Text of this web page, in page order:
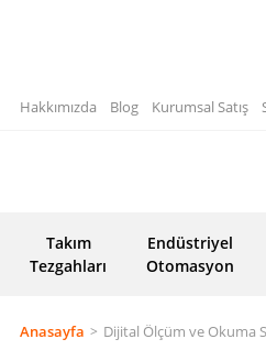
Hakkımızda Blog Kurumsal Satış
Takım
Tezgahları
Endüstriyel
Otomasyon
Anasayfa Dijital Ölçüm ve Okuma